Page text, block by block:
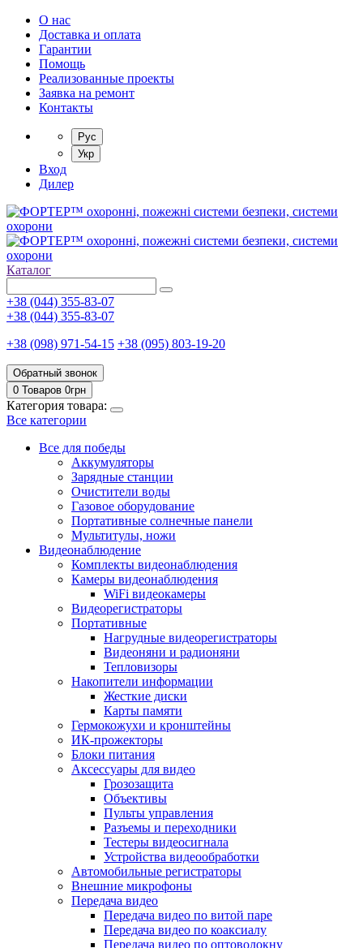
О нас
Доставка и оплата
Гарантии
Помощь
Реализованные проекты
Заявка на ремонт
Контакты
Рус
Укр
Вход
Дилер
Каталог
+38 (044) 355-83-07
+38 (044) 355-83-07
+38 (098) 971-54-15 +38 (095) 803-19-20
Обратный звонок
0 Товаров 0грн
Категория товара:
Все категории
Все для победы
Аккумуляторы
Зарядные станции
Очистители воды
Газовое оборудование
Портативные солнечные панели
Мультитулы, ножи
Видеонаблюдение
Комплекты видеонаблюдения
Камеры видеонаблюдения
WiFi видеокамеры
Видеорегистраторы
Портативные
Нагрудные видеорегистраторы
Видеоняни и радионяни
Тепловизоры
Накопители информации
Жесткие диски
Карты памяти
Гермокожухи и кронштейны
ИК-прожекторы
Блоки питания
Аксессуары для видео
Грозозащита
Объективы
Пульты управления
Разъемы и переходники
Тестеры видеосигнала
Устройства видеообработки
Автомобильные регистраторы
Внешние микрофоны
Передача видео
Передача видео по витой паре
Передача видео по коаксиалу
Передача видео по оптоволокну